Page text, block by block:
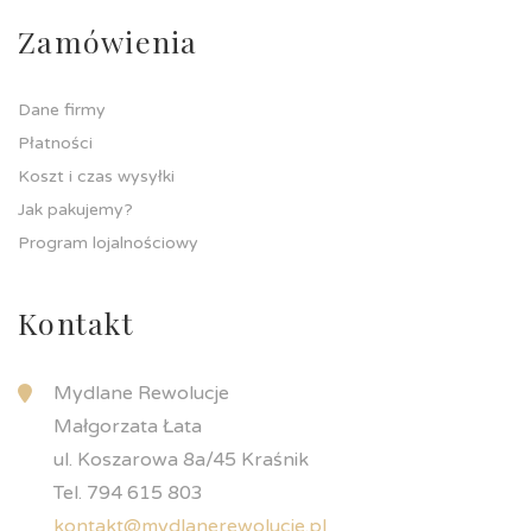
Zamówienia
Dane firmy
Płatności
Koszt i czas wysyłki
Jak pakujemy?
Program lojalnościowy
Kontakt
Mydlane Rewolucje
Małgorzata Łata
ul. Koszarowa 8a/45 Kraśnik
Tel. 794 615 803
kontakt@mydlanerewolucje.pl